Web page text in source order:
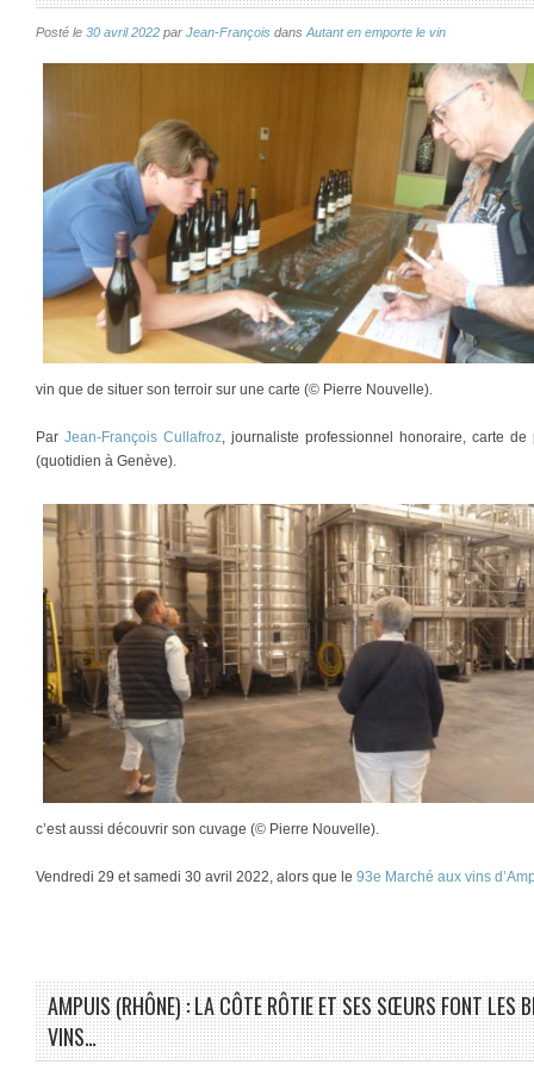
Posté le 30 avril 2022 par Jean-François dans Autant en emporte le vin
vin que de situer son terroir sur une carte (© Pierre Nouvelle).
Par Jean-François Cullafroz , journaliste professionnel honoraire, carte
(quotidien à Genève).
c’est aussi découvrir son cuvage (© Pierre Nouvelle).
Vendredi 29 et samedi 30 avril 2022, alors que le 93e Marché aux vins
AMPUIS (RHÔNE) : LA CÔTE RÔTIE ET SES SŒURS FONT LES
VINS…